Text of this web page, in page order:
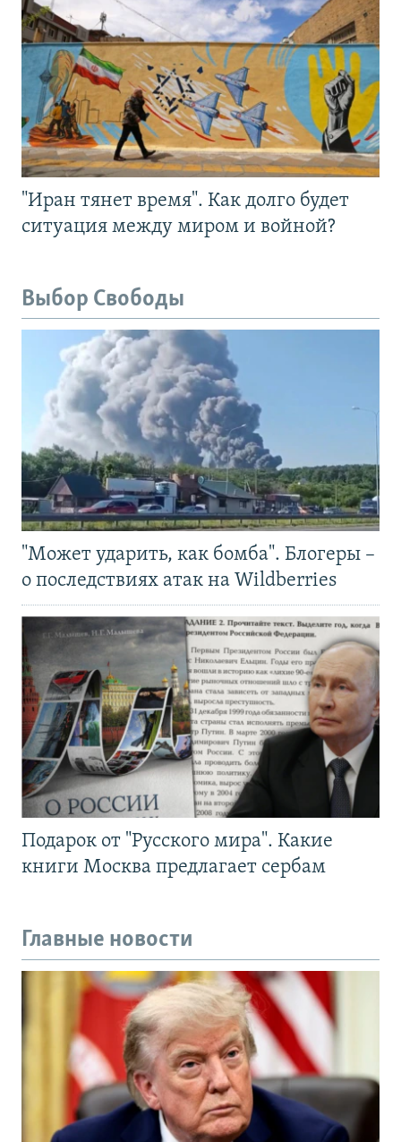
"Иран тянет время". Как долго будет
ситуация между миром и войной?
Выбор Свободы
"Может ударить, как бомба". Блогеры –
о последствиях атак на Wildberries
Подарок от "Русского мира". Какие
книги Москва предлагает сербам
Главные новости